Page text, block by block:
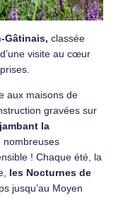
Gâtinais, classée
visite au cœur
aux maisons de
gravées sur
la
nombreuses
! Chaque été, la
les Nocturnes de
jusqu’au Moyen